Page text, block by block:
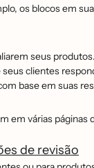
os blocos em
seus
clientes
base em suas
em várias
de revisão